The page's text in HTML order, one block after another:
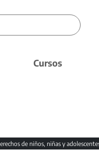
Cursos
de niños, niñas y